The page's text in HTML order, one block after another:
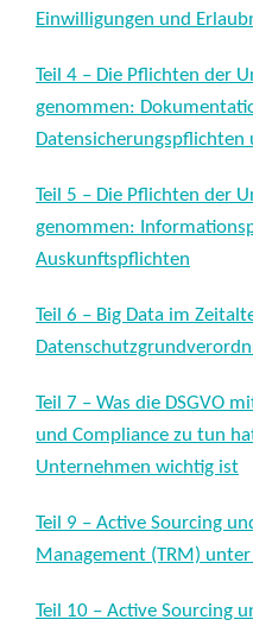
Einwilligungen und
Teil 4 – Die Pflichten der
genommen:
Teil 5 – Die Pflichten der
genommen:
Auskunftspflichten
Teil 6 – Big Data im
Teil 7 – Was die DSGVO
und Compliance zu tun
Unternehmen wichtig ist
Teil 9 – Active Sourcing
Management (TRM) unter
Teil 10 – Active Sourcing